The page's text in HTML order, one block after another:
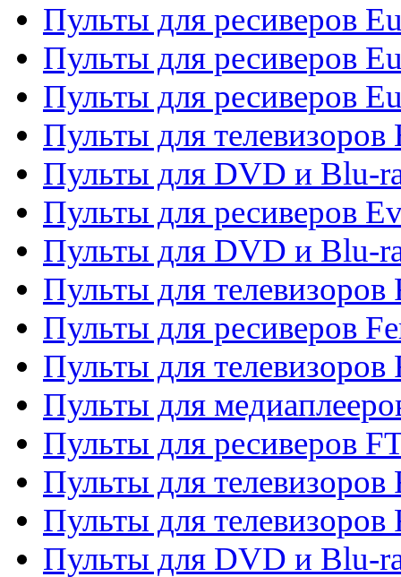
Пульты для ресиверов
Пульты для ресиверов
Пульты для ресиверов
Пульты для телевизоров
Пульты для DVD и Blu-
Пульты для ресиверов
Пульты для DVD и Blu-
Пульты для телевизоров
Пульты для ресиверов
Пульты для
Пульты для
Пульты для ресиверов
Пульты для телевизоров
Пульты для телевизоров
Пульты для DVD и Blu-